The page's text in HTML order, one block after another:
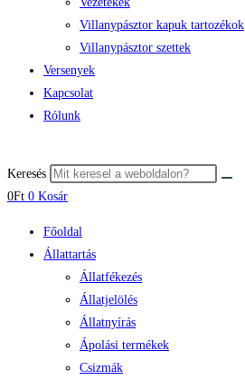
Villanypásztor kapuk tartozékok
Villanypásztor szettek
Versenyek
Kapcsolat
Rólunk
Keresés
0Ft 0 Kosár
Főoldal
Állattartás
Állatfékezés
Állatjelölés
Állatnyírás
Ápolási termékek
Csizmák